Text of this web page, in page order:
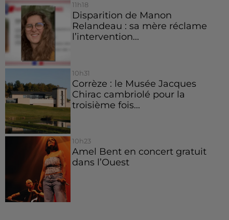
11h18
Disparition de Manon
Relandeau : sa mère réclame
l’intervention...
10h31
Corrèze : le Musée Jacques
Chirac cambriolé pour la
troisième fois...
10h23
Amel Bent en concert gratuit
dans l’Ouest